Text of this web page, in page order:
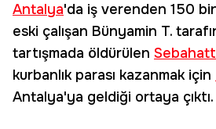
Antalya'da iş verenden 150
eski çalışan Bünyamin T.
tartışmada öldürülen
kurbanlık parası kazanmak için
Antalya'ya geldiği ortaya çıktı.